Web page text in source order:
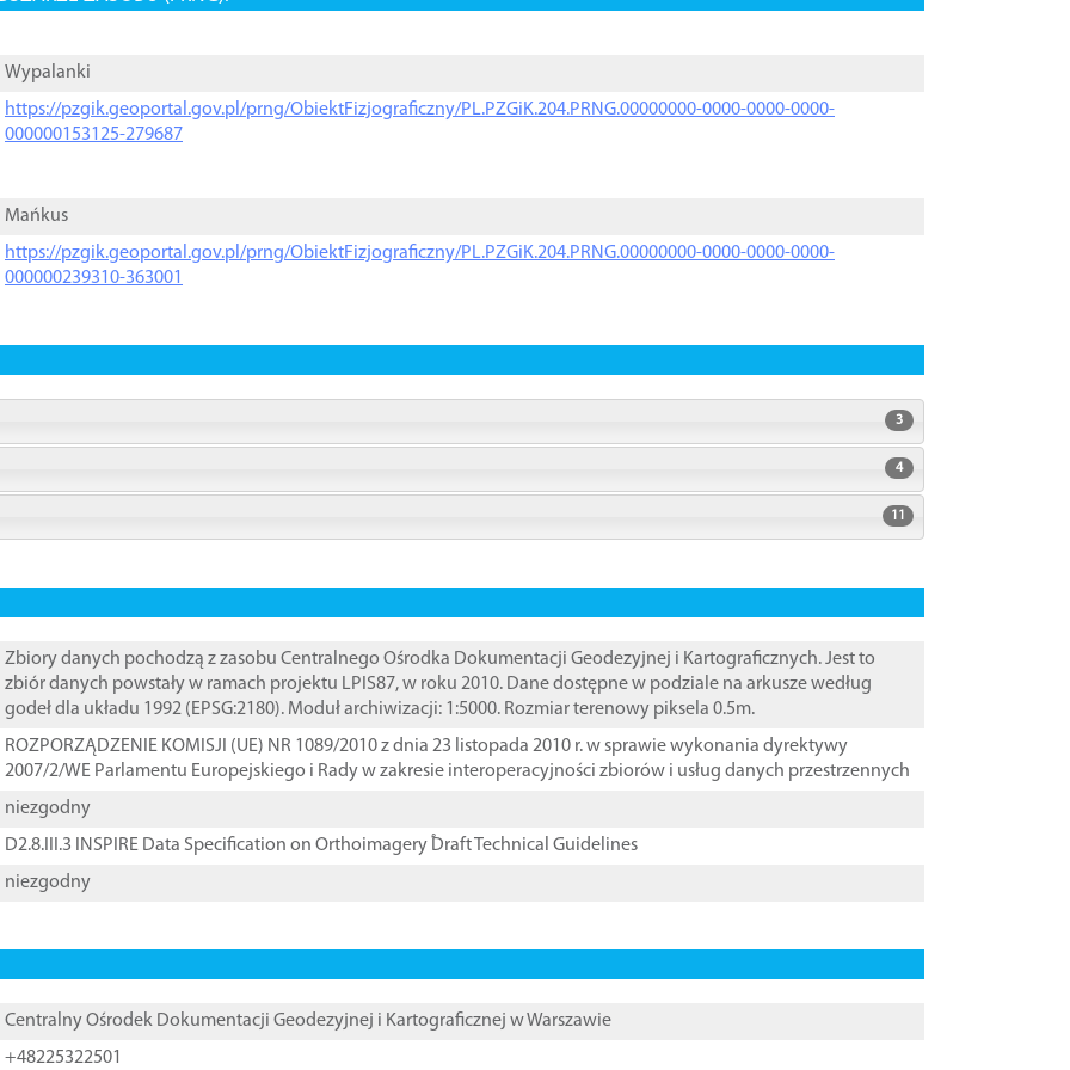
Wypalanki
https://pzgik.geoportal.gov.pl/prng/ObiektFizjograficzny/PL.PZGiK.204.PRNG.00000000-0000-0000-0000-
000000153125-279687
Mańkus
https://pzgik.geoportal.gov.pl/prng/ObiektFizjograficzny/PL.PZGiK.204.PRNG.00000000-0000-0000-0000-
000000239310-363001
3
4
11
Zbiory danych pochodzą z zasobu Centralnego Ośrodka Dokumentacji Geodezyjnej i Kartograficznych. Jest to
zbiór danych powstały w ramach projektu LPIS87, w roku 2010. Dane dostępne w podziale na arkusze według
godeł dla układu 1992 (EPSG:2180). Moduł archiwizacji: 1:5000. Rozmiar terenowy piksela 0.5m.
ROZPORZĄDZENIE KOMISJI (UE) NR 1089/2010 z dnia 23 listopada 2010 r. w sprawie wykonania dyrektywy
2007/2/WE Parlamentu Europejskiego i Rady w zakresie interoperacyjności zbiorów i usług danych przestrzennych
niezgodny
D2.8.III.3 INSPIRE Data Specification on Orthoimagery ֠Draft Technical Guidelines
niezgodny
Centralny Ośrodek Dokumentacji Geodezyjnej i Kartograficznej w Warszawie
+48225322501